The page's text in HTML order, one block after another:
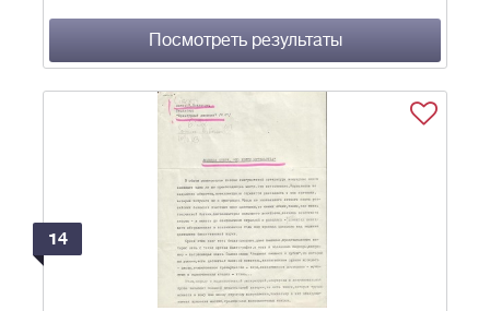
Посмотреть результаты
14